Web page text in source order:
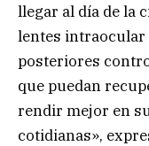
llegar al día de la
lentes intraocular
posteriores
que puedan
rendir mejor en
cotidianas»,